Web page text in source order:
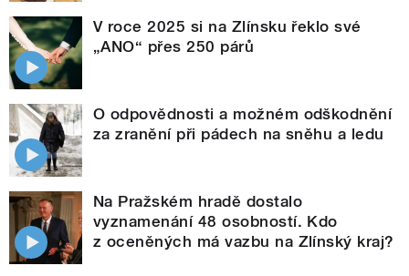
V roce 2025 si na Zlínsku řeklo své
„ANO“ přes 250 párů
O odpovědnosti a možném odškodnění
za zranění při pádech na sněhu a ledu
Na Pražském hradě dostalo
vyznamenání 48 osobností. Kdo
z oceněných má vazbu na Zlínský kraj?